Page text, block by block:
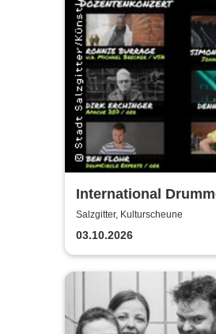
International
Meeting Konzert |
Kulturscheune
Salzgitter, Kulturscheune
03.10.2026